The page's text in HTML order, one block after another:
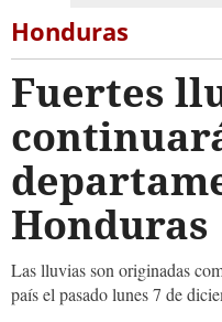
Honduras
Fuertes
Honduras
Las lluvias son originadas
país el pasado lunes 7 de